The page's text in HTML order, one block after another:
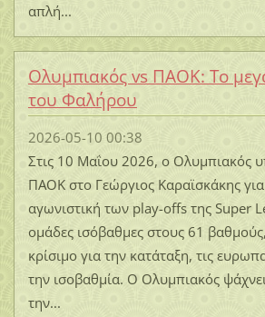
απλή...
Ολυμπιακός vs ΠΑΟΚ: Το
του Φαλήρου
2026-05-10 00:38
Στις 10 Μαΐου 2026, ο Ολυμπιακός
ΠΑΟΚ στο Γεώργιος Καραϊσκάκης
αγωνιστική των play-offs της Super
ομάδες ισόβαθμες στους 61 βαθμούς,
κρίσιμο για την κατάταξη, τις
την ισοβαθμία. Ο Ολυμπιακός
την...